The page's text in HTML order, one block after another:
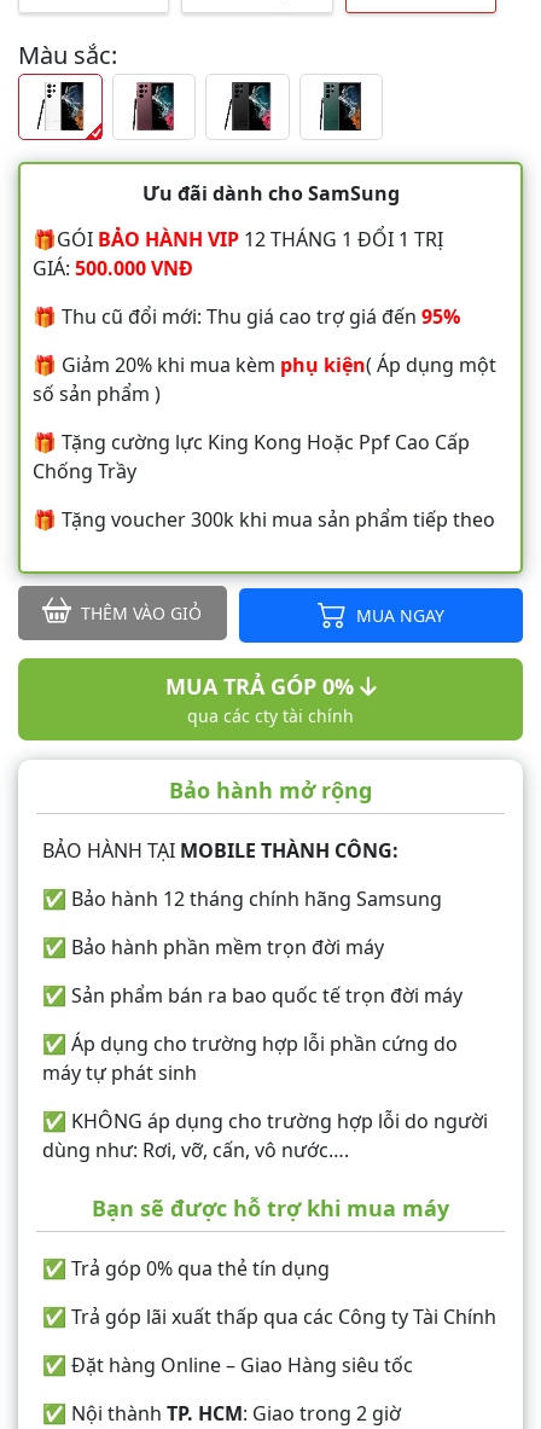
Màu sắc:
Ưu đãi dành cho SamSung
🎁GÓI BẢO HÀNH VIP 12 THÁNG 1 ĐỔI 1 TRỊ
GIÁ: 500.000 VNĐ
🎁 Thu cũ đổi mới: Thu giá cao trợ giá đến 95%
🎁 Giảm 20% khi mua kèm phụ kiện( Áp dụng một
số sản phẩm )
🎁 Tặng cường lực King Kong Hoặc Ppf Cao Cấp
Chống Trầy
🎁 Tặng voucher 300k khi mua sản phẩm tiếp theo
THÊM VÀO GIỎ MUA NGAY
MUA TRẢ GÓP 0%
qua các cty tài chính
Bảo hành mở rộng
BẢO HÀNH TẠI MOBILE THÀNH CÔNG:
✅ Bảo hành 12 tháng chính hãng Samsung
✅ Bảo hành phần mềm trọn đời máy
✅ Sản phẩm bán ra bao quốc tế trọn đời máy
✅ Áp dụng cho trường hợp lỗi phần cứng do
máy tự phát sinh
✅ KHÔNG áp dụng cho trường hợp lỗi do người
dùng như: Rơi, vỡ, cấn, vô nước….
Bạn sẽ được hỗ trợ khi mua máy
✅ Trả góp 0% qua thẻ tín dụng
✅ Trả góp lãi xuất thấp qua các Công ty Tài Chính
✅ Đặt hàng Online – Giao Hàng siêu tốc
✅ Nội thành TP. HCM: Giao trong 2 giờ